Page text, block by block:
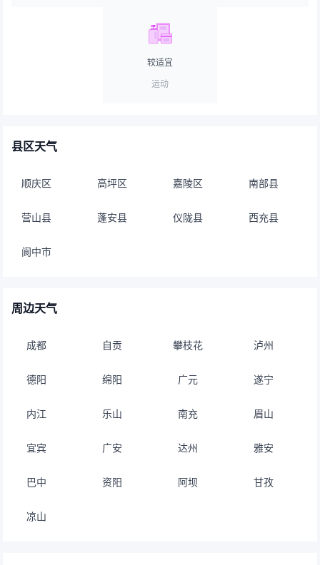
较适宜
运动
县区天气
顺庆区 高坪区 嘉陵区 南部县
营山县 蓬安县 仪陇县 西充县
阆中市
周边天气
成都 自贡 攀枝花 泸州
德阳 绵阳 广元 遂宁
内江 乐山 南充 眉山
宜宾 广安 达州 雅安
巴中 资阳 阿坝 甘孜
凉山